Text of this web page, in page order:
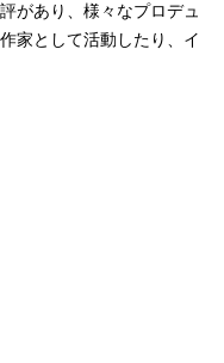
があり、様々なプロデュ
家として活動したり、イ